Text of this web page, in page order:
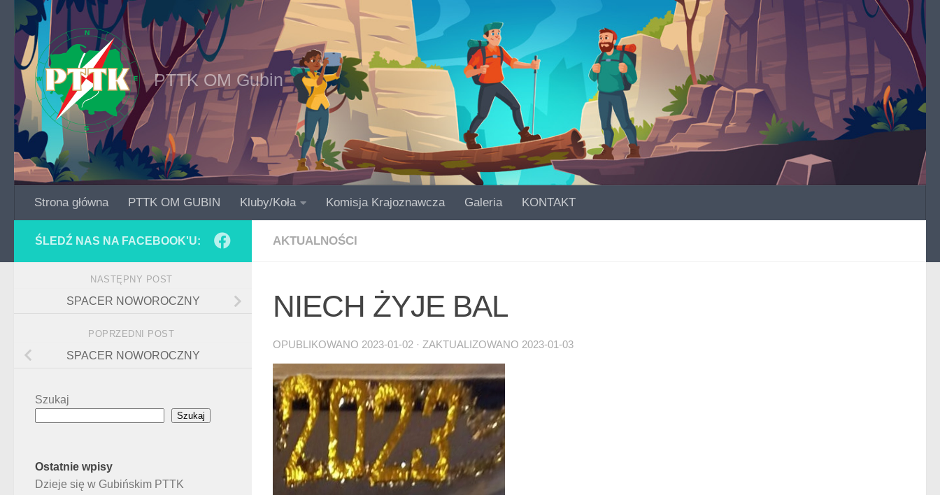
Skip to content
PTTK OM Gubin
Strona główna PTTK OM GUBIN Kluby/Koła Komisja Krajoznawcza Galeria KONTAKT
AKTUALNOŚCI
NIECH ŻYJE BAL
OPUBLIKOWANO 2023-01-02 · ZAKTUALIZOWANO 2023-01-03
ŚLEDŹ NAS NA FACEBOOK'U:
NASTĘPNY POST
SPACER NOWOROCZNY
POPRZEDNI POST
SPACER NOWOROCZNY
Szukaj
Szukaj
Ostatnie wpisy
Dzieje się w Gubińskim PTTK